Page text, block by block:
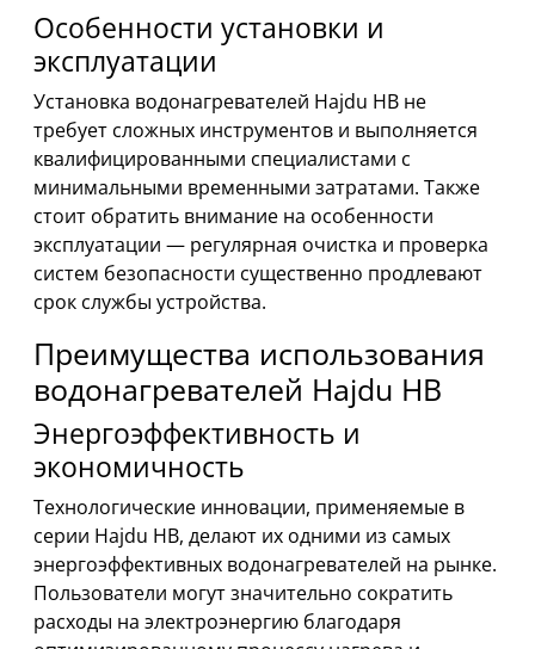
Особенности установки и
эксплуатации
Установка водонагревателей Hajdu HB не
требует сложных инструментов и выполняется
квалифицированными специалистами с
минимальными временными затратами. Также
стоит обратить внимание на особенности
эксплуатации — регулярная очистка и проверка
систем безопасности существенно продлевают
срок службы устройства.
Преимущества использования
водонагревателей Hajdu HB
Энергоэффективность и
экономичность
Технологические инновации, применяемые в
серии Hajdu HB, делают их одними из самых
энергоэффективных водонагревателей на рынке.
Пользователи могут значительно сократить
расходы на электроэнергию благодаря